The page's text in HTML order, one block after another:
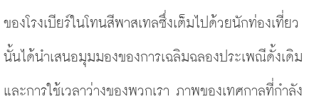
ของโรงเบียร์ในโทนสีพาสเทลซึ่งเต็มไปด้วยนักท่องเที่ยว
นั้นได้นำเสนอมุมมองของการเฉลิมฉลองประเพณีดั้งเดิม
และการใช้เวลาว่างของพวกเรา ภาพของเทศกาลที่กำลัง